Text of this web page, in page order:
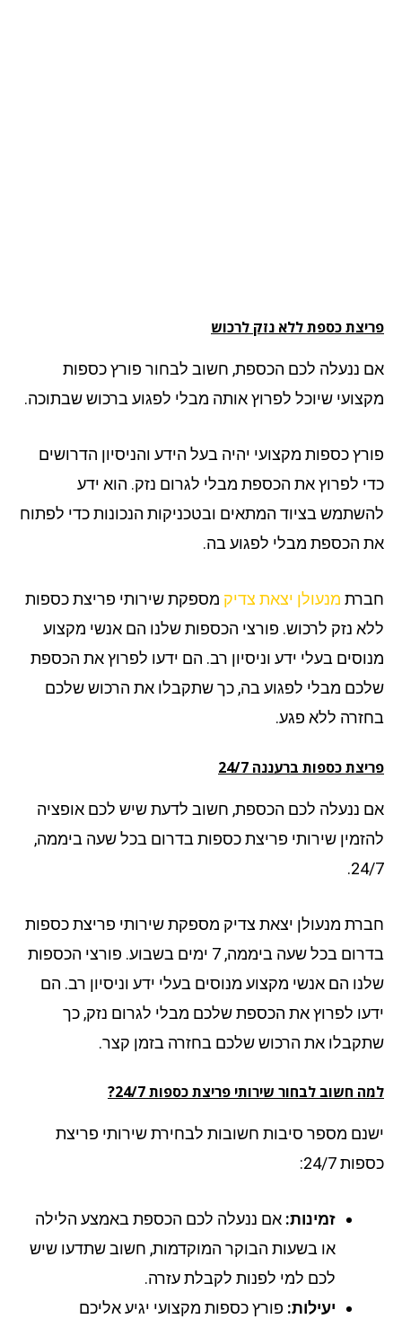
כספת ללא נזק לרכוש
ננעלה לכם הכספת, חשוב לבחור פורץ כספות
שיוכל לפרוץ אותה מבלי לפגוע ברכוש שבתוכה.
כספות מקצועי יהיה בעל הידע והניסיון הדרושים
לפרוץ את הכספת מבלי לגרום נזק. הוא ידע
בציוד המתאים ובטכניקות הנכונות כדי לפתוח
הכספת מבלי לפגוע בה.
מנעולן יצאת צדיק מספקת שירותי פריצת כספות
נזק לרכוש. פורצי הכספות שלנו הם אנשי מקצוע
בעלי ידע וניסיון רב. הם ידעו לפרוץ את הכספת
מבלי לפגוע בה, כך שתקבלו את הרכוש שלכם
ללא פגע.
כספות ברעננה 24/7
ננעלה לכם הכספת, חשוב לדעת שיש לכם אופציה
שירותי פריצת כספות בדרום בכל שעה ביממה,
מנעולן יצאת צדיק מספקת שירותי פריצת כספות
בדרום בכל שעה ביממה, 7 ימים בשבוע. פורצי הכספות
הם אנשי מקצוע מנוסים בעלי ידע וניסיון רב. הם
לפרוץ את הכספת שלכם מבלי לגרום נזק, כך
את הרכוש שלכם בחזרה בזמן קצר.
חשוב לבחור שירותי פריצת כספות 24/7?
מספר סיבות חשובות לבחירת שירותי פריצת
24/7:
זמינות:אם ננעלה לכם הכספת באמצע הלילה
או בשעות הבוקר המוקדמות, חשוב שתדעו שיש
לכם למי לפנות לקבלת עזרה.
יעילות:פורץ כספות מקצועי יגיע אליכם